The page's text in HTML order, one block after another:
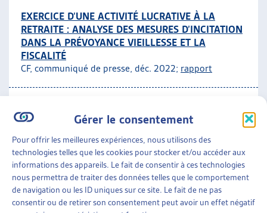
Gérer le consentement
Pour offrir les meilleures expériences, nous utilisons des
technologies telles que les cookies pour stocker et/ou accéder aux
informations des appareils. Le fait de consentir à ces technologies
nous permettra de traiter des données telles que le comportement
de navigation ou les ID uniques sur ce site. Le fait de ne pas
consentir ou de retirer son consentement peut avoir un effet négatif
EXERCICE D’UNE ACTIVITÉ LUCRATIVE À LA
RETRAITE : ANALYSE DES MESURES D’INCITATION
DANS LA PRÉVOYANCE VIEILLESSE ET LA
FISCALITÉ
CF, communiqué de presse, déc. 2022; rapport
INDÉPENDANT
LES DÉBATS AUTOUR DE LA PROTECTION
SOCIALE DES PERSONNES INDÉPENDANTES
Sécurité sociale CHSS, dossier, janv. 2023